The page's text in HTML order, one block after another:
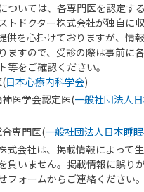
ついては、各専門医を認定す
トドクター株式会社が独自に
供を心掛けておりますが、情
ますので、受診の際は事前に
等をご確認ください。
(日本心療内科学会)
医学会認定医(一般社団法人
専門医(一般社団法人日本睡
式会社は、掲載情報によって
負いません。掲載情報に誤り
フォームからご連絡ください。